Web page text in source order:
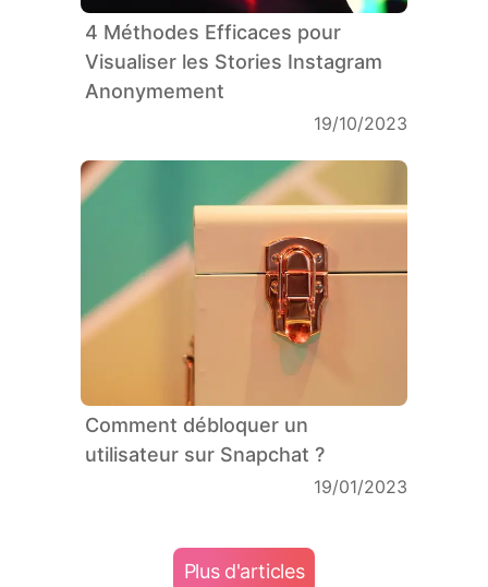
4 Méthodes Efficaces pour
Visualiser les Stories Instagram
Anonymement
19/10/2023
Comment débloquer un
utilisateur sur Snapchat ?
19/01/2023
Plus d'articles